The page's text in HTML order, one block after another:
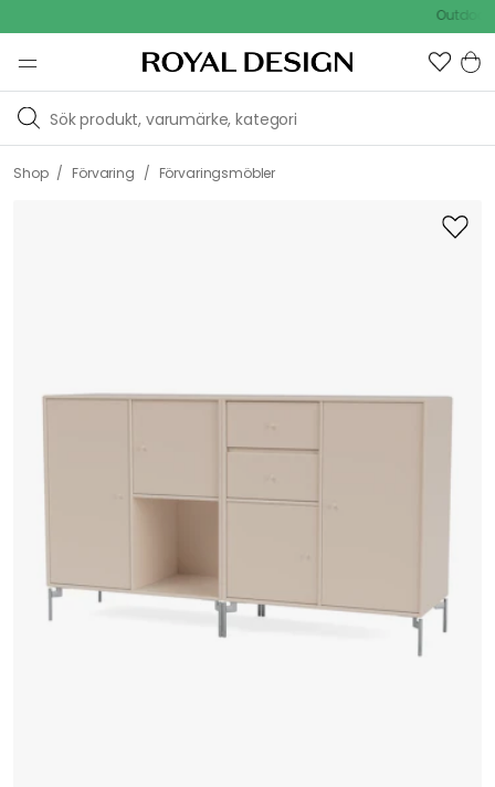
Outdoor
Shop / Förvaring / Förvaringsmöbler